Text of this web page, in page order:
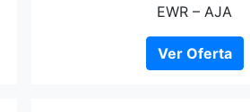
EWR – AJA
Ver Oferta